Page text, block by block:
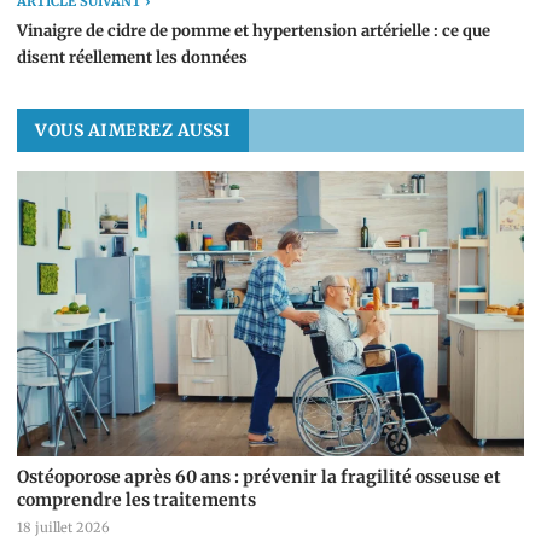
Vinaigre de cidre de pomme et hypertension artérielle : ce que
disent réellement les données
VOUS AIMEREZ AUSSI
Ostéoporose après 60 ans : prévenir la fragilité osseuse et
comprendre les traitements
18 juillet 2026